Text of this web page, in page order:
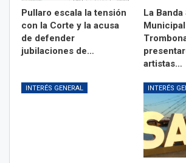
Pullaro escala la tensión
con la Corte y la acusa
de defender
jubilaciones de…
La
artistas…
INTERÉS GENERAL INTERÉS